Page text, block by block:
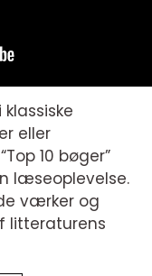
eller
10 bøger”
læseoplevelse.
værker og
litteraturens